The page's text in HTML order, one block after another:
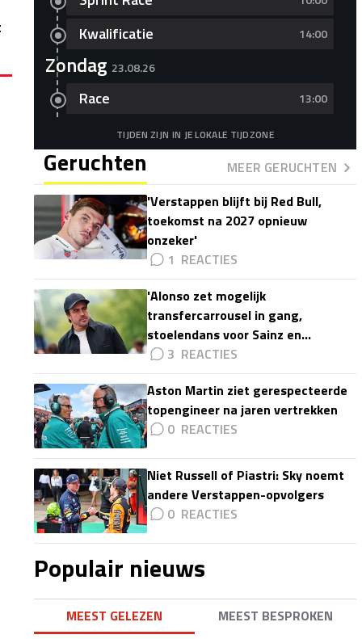
Kwalificatie 14:00
Zondag 23.08.26
Race 13:00
TIJDEN ZIJN IN JE LOKALE TIJDZONE
Geruchten
MEER GERUCHTEN
'Verstappen blijft bij Red Bull,
toekomst na 2027 opnieuw
onzeker'
1
'Alonso zet mogelijk
transfercarrousel in gang,
stoelendans voor Sainz en
Colapinto'
3
Aston Martin ziet gerespecteerde
topengineer na jaren vertrekken
0
Niet Russell of Piastri: Sky noemt
andere Verstappen-opvolgers
0
Populair nieuws
MEEST GELEZEN MEEST BESPROKEN